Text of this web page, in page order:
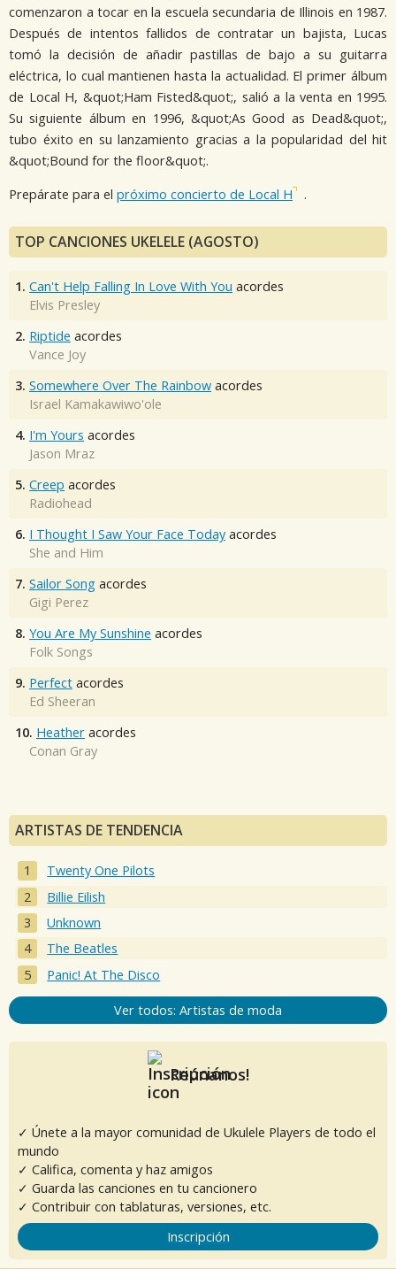
comenzaron a tocar en la escuela secundaria de Illinois en 1987.
Después de intentos fallidos de contratar un bajista, Lucas
tomó la decisión de añadir pastillas de bajo a su guitarra
eléctrica, lo cual mantienen hasta la actualidad. El primer álbum
de Local H, &quot;Ham Fisted&quot;, salió a la venta en 1995.
Su siguiente álbum en 1996, &quot;As Good as Dead&quot;,
tubo éxito en su lanzamiento gracias a la popularidad del hit
&quot;Bound for the floor&quot;.
Prepárate para el próximo concierto de Local H .
TOP CANCIONES UKELELE (AGOSTO)
1. Can't Help Falling In Love With You acordes
Elvis Presley
2. Riptide acordes
Vance Joy
3. Somewhere Over The Rainbow acordes
Israel Kamakawiwo'ole
4. I'm Yours acordes
Jason Mraz
5. Creep acordes
Radiohead
6. I Thought I Saw Your Face Today acordes
She and Him
7. Sailor Song acordes
Gigi Perez
8. You Are My Sunshine acordes
Folk Songs
9. Perfect acordes
Ed Sheeran
10. Heather acordes
Conan Gray
ARTISTAS DE TENDENCIA
Twenty One Pilots
Billie Eilish
Unknown
The Beatles
Panic! At The Disco
Ver todos: Artistas de moda
Reúnanos!
✓ Únete a la mayor comunidad de Ukulele Players de todo el
mundo
✓ Califica, comenta y haz amigos
✓ Guarda las canciones en tu cancionero
✓ Contribuir con tablaturas, versiones, etc.
Inscripción